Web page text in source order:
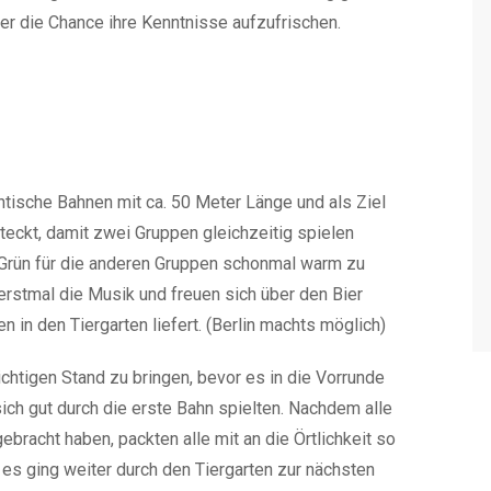
die Chance ihre Kenntnisse aufzufrischen.
Bahnen mit ca. 50 Meter Länge und als Ziel
damit zwei Gruppen gleichzeitig spielen
für die anderen Gruppen schonmal warm zu
die Musik und freuen sich über den Bier
in den Tiergarten liefert. (Berlin machts möglich)
Stand zu bringen, bevor es in die Vorrunde
gut durch die erste Bahn spielten. Nachdem alle
haben, packten alle mit an die Örtlichkeit so
ging weiter durch den Tiergarten zur nächsten